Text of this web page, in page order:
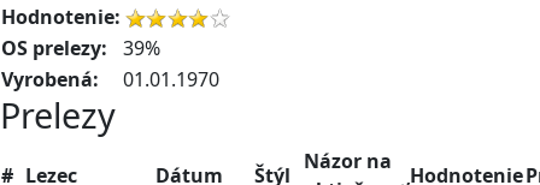
Hodnotenie:
OS prelezy:
39%
Vyrobená:
01.01.1970
Prelezy
# Lezec Dátum Štýl
Názor na
Hodnotenie